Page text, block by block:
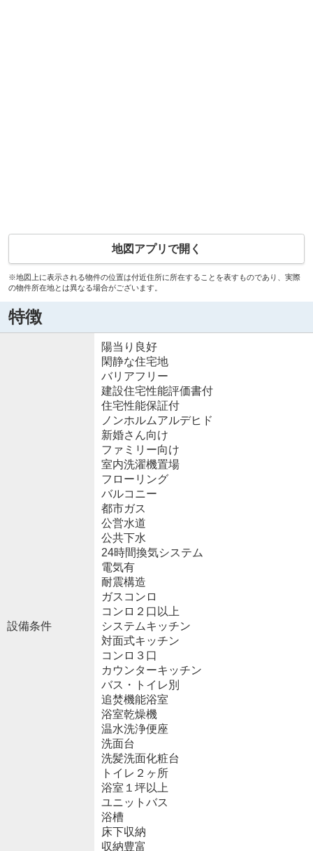
地図アプリで開く
※地図上に表示される物件の位置は付近住所に所在することを表すものであり、実際
の物件所在地とは異なる場合がございます。
特徴
設備条件
陽当り良好
閑静な住宅地
バリアフリー
建設住宅性能評価書付
住宅性能保証付
ノンホルムアルデヒド
新婚さん向け
ファミリー向け
室内洗濯機置場
フローリング
バルコニー
都市ガス
公営水道
公共下水
24時間換気システム
電気有
耐震構造
ガスコンロ
コンロ２口以上
システムキッチン
対面式キッチン
コンロ３口
カウンターキッチン
バス・トイレ別
追焚機能浴室
浴室乾燥機
温水洗浄便座
洗面台
洗髪洗面化粧台
トイレ２ヶ所
浴室１坪以上
ユニットバス
浴槽
床下収納
収納豊富